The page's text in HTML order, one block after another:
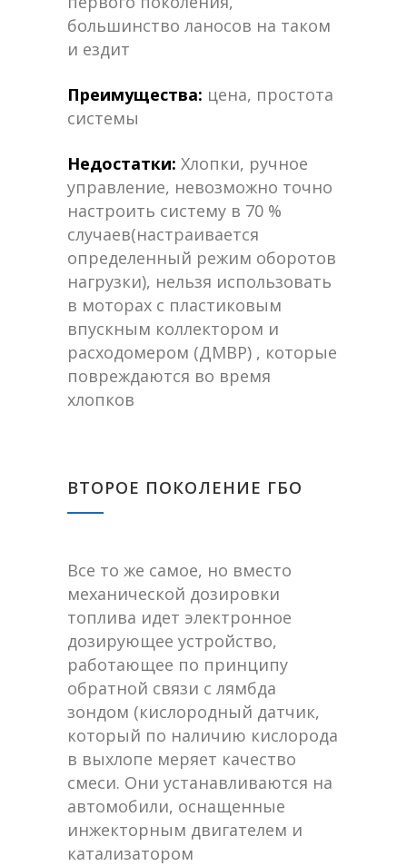
большинство ланосов на таком
и ездит
Преимущества: цена, простота
системы
Недостатки: Хлопки, ручное
управление, невозможно точно
настроить систему в 70 %
случаев(настраивается
определенный режим оборотов
нагрузки), нельзя использовать
в моторах с пластиковым
впускным коллектором и
расходомером (ДМВР) , которые
повреждаются во время
хлопков
ВТОРОЕ ПОКОЛЕНИЕ ГБО
Все то же самое, но вместо
механической дозировки
топлива идет электронное
дозирующее устройство,
работающее по принципу
обратной связи с лямбда
зондом (кислородный датчик,
который по наличию кислорода
в выхлопе меряет качество
смеси. Они устанавливаются на
автомобили, оснащенные
инжекторным двигателем и
катализатором